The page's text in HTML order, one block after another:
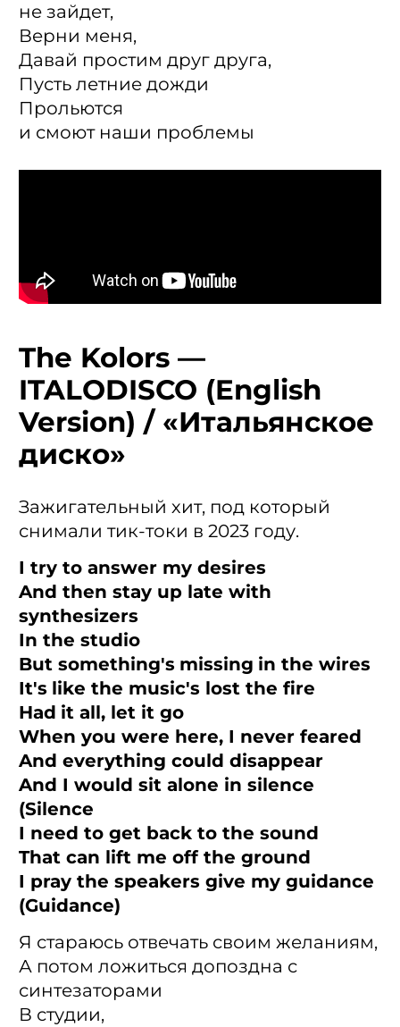
не зайдет,
Верни меня,
Давай простим друг друга,
Пусть летние дожди
Прольются
и смоют наши проблемы
The Kolors —
ITALODISCO (English
Version) / «Итальянское
диско»
Зажигательный хит, под который
снимали тик-токи в 2023 году.
I try to answer my desires
And then stay up late with
synthesizers
In the studio
But something's missing in the wires
It's like the music's lost the fire
Had it all, let it go
When you were here, I never feared
And everything could disappear
And I would sit alone in silence
(Silence
I need to get back to the sound
That can lift me off the ground
I pray the speakers give my guidance
(Guidancе)
Я стараюсь отвечать своим желаниям,
А потом ложиться допоздна с
синтезаторами
В студии,